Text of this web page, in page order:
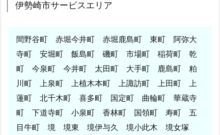
伊勢崎市サービスエリア
間野谷町 赤堀今井町 赤堀鹿島町 東町 阿弥大
寺町 安堀町 飯島町 磯町 市場町 稲荷町 乾
町 今泉町 今井町 太田町 大手町 鹿島町 粕
川町 上泉町 上植木本町 上諏訪町 上田町 上
蓮町 北千木町 喜多町 国定町 曲輪町 華蔵寺
町 下道寺町 小泉町 香林町 国領町 寿町 五
目牛町 境 境東 境伊与久 境小此木 境女塚